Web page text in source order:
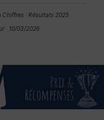
Chiffres : Résultats 2025
: 10/03/2026